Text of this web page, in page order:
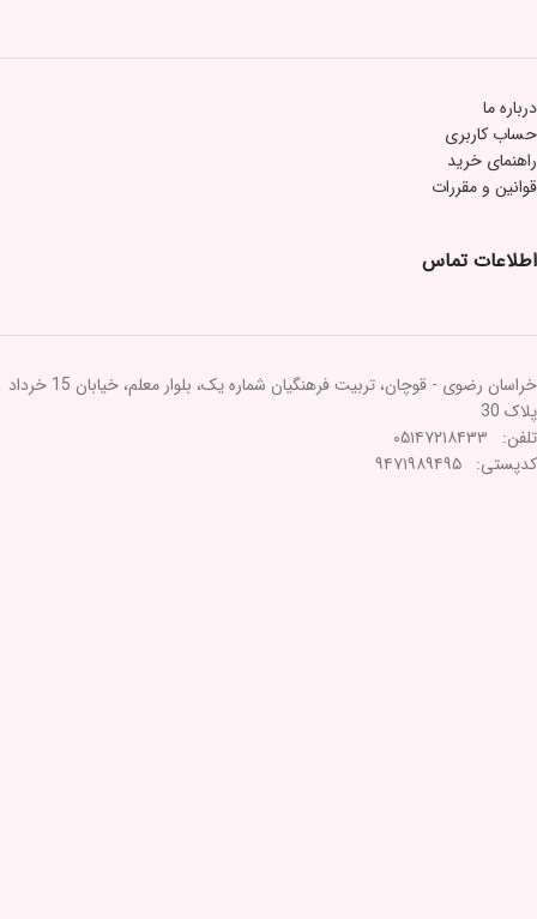
درباره ما
حساب کاربری
راهنمای خرید
قوانین و مقررات
اطلاعات تماس
خراسان رضوی - قوچان، تربیت فرهنگیان شماره یک، بلوار معلم، خیابان 15 خرداد
پلاک 30
تلفن: ۰۵۱۴۷۲۱۸۴۳۳
کدپستی: ۹۴۷۱۹۸۹۴۹۵